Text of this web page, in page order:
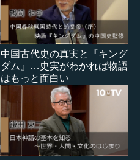
中国古代史の真実と『キング
ダム』…史実がわかれば物語
はもっと面白い